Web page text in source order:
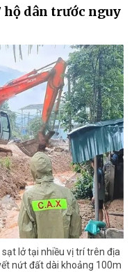
hộ dân trước nguy
lở tại nhiều vị trí trên địa
nứt đất dài khoảng 100m